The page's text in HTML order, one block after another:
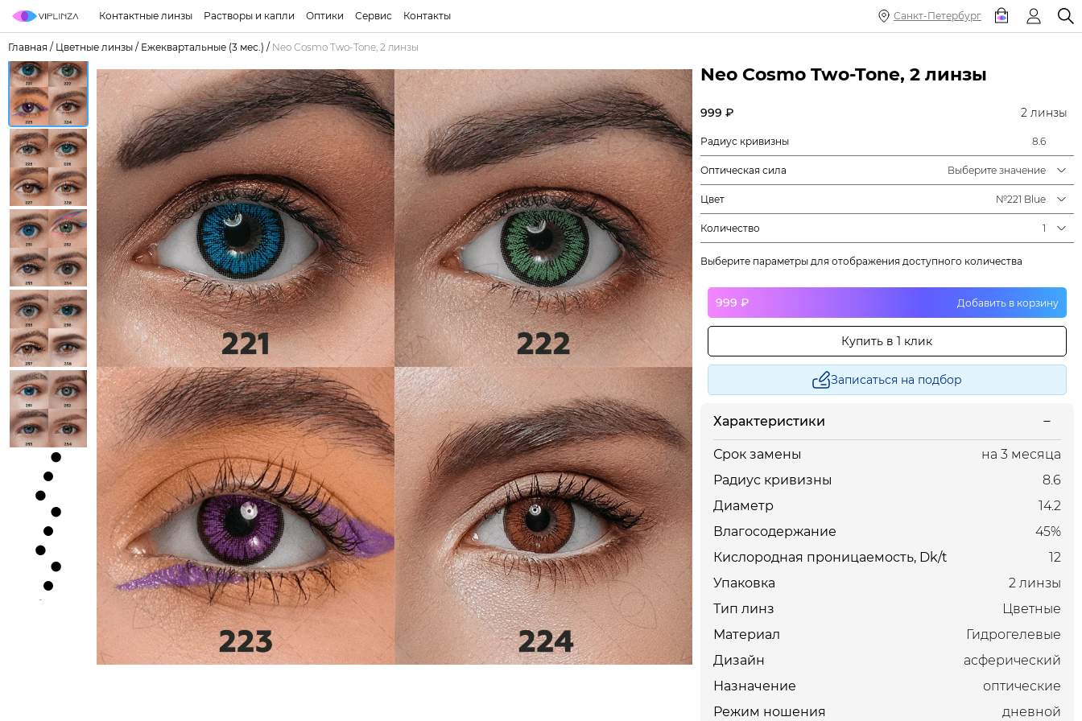
Контактные линзы Растворы и капли Оптики Сервис Контакты Санкт-Петербург
Главная / Цветные линзы / Ежеквартальные (3 мес.) / Neo Cosmo Two-Tone, 2 линзы
Neo Cosmo Two-Tone, 2 линзы
999 ₽ 2 линзы
Радиус кривизны 8.6
Оптическая сила Выберите значение
Цвет №221 Blue
Количество 1
Выберите параметры для отображения доступного количества
999 ₽ Добавить в корзину
Купить в 1 клик
Записаться на подбор
Характеристики
Срок замены
на 3 месяца
Радиус кривизны
8.6
Диаметр
14.2
Влагосодержание
45%
Кислородная проницаемость, Dk/t
12
Упаковка
2 линзы
Тип линз
Цветные
Материал
Гидрогелевые
Дизайн
асферический
Назначение
оптические
Режим ношения
дневной